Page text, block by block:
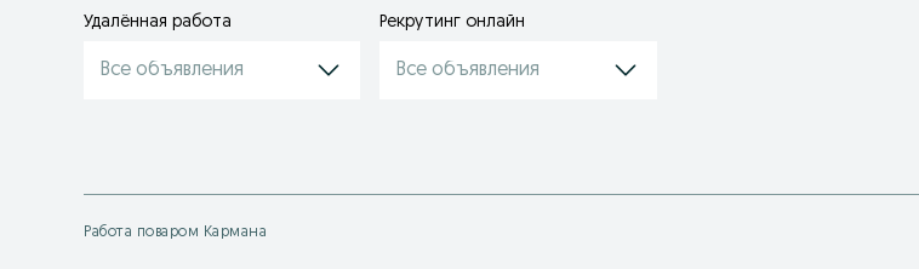
Удалённая работа
Все объявления
Рекрутинг онлайн
Все объявления
Работа поваром Кармана